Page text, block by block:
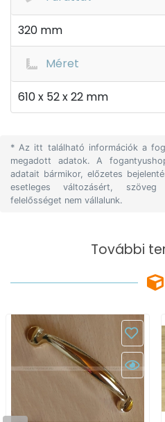
320 mm
Méret
610 x 52 x 22 mm
* Az itt található információk a
megadott adatok. A
adatait bármikor, előzetes
esetleges változásért,
felelősséget nem vállalunk.
További